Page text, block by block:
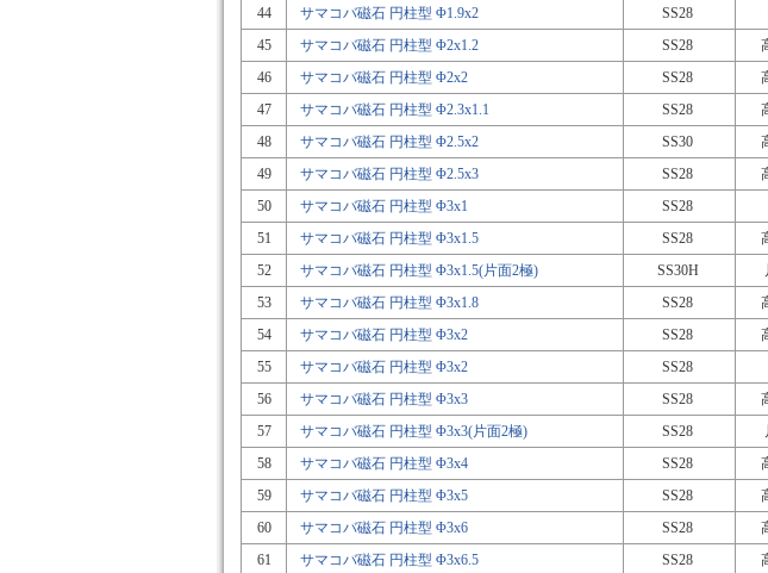
44
サマコバ磁石 円柱型 Φ1.9x2 SS28
45
サマコバ磁石 円柱型 Φ2x1.2 SS28
46
サマコバ磁石 円柱型 Φ2x2 SS28
47
サマコバ磁石 円柱型 Φ2.3x1.1 SS28
48
サマコバ磁石 円柱型 Φ2.5x2 SS30
49
サマコバ磁石 円柱型 Φ2.5x3 SS28
50
サマコバ磁石 円柱型 Φ3x1 SS28
51
サマコバ磁石 円柱型 Φ3x1.5 SS28
52
サマコバ磁石 円柱型 Φ3x1.5(片面2極) SS30H
53
サマコバ磁石 円柱型 Φ3x1.8 SS28
54
サマコバ磁石 円柱型 Φ3x2 SS28
55
サマコバ磁石 円柱型 Φ3x2 SS28
56
サマコバ磁石 円柱型 Φ3x3 SS28
57
サマコバ磁石 円柱型 Φ3x3(片面2極) SS28
58
サマコバ磁石 円柱型 Φ3x4 SS28
59
サマコバ磁石 円柱型 Φ3x5 SS28
60
サマコバ磁石 円柱型 Φ3x6 SS28
61
サマコバ磁石 円柱型 Φ3x6.5 SS28